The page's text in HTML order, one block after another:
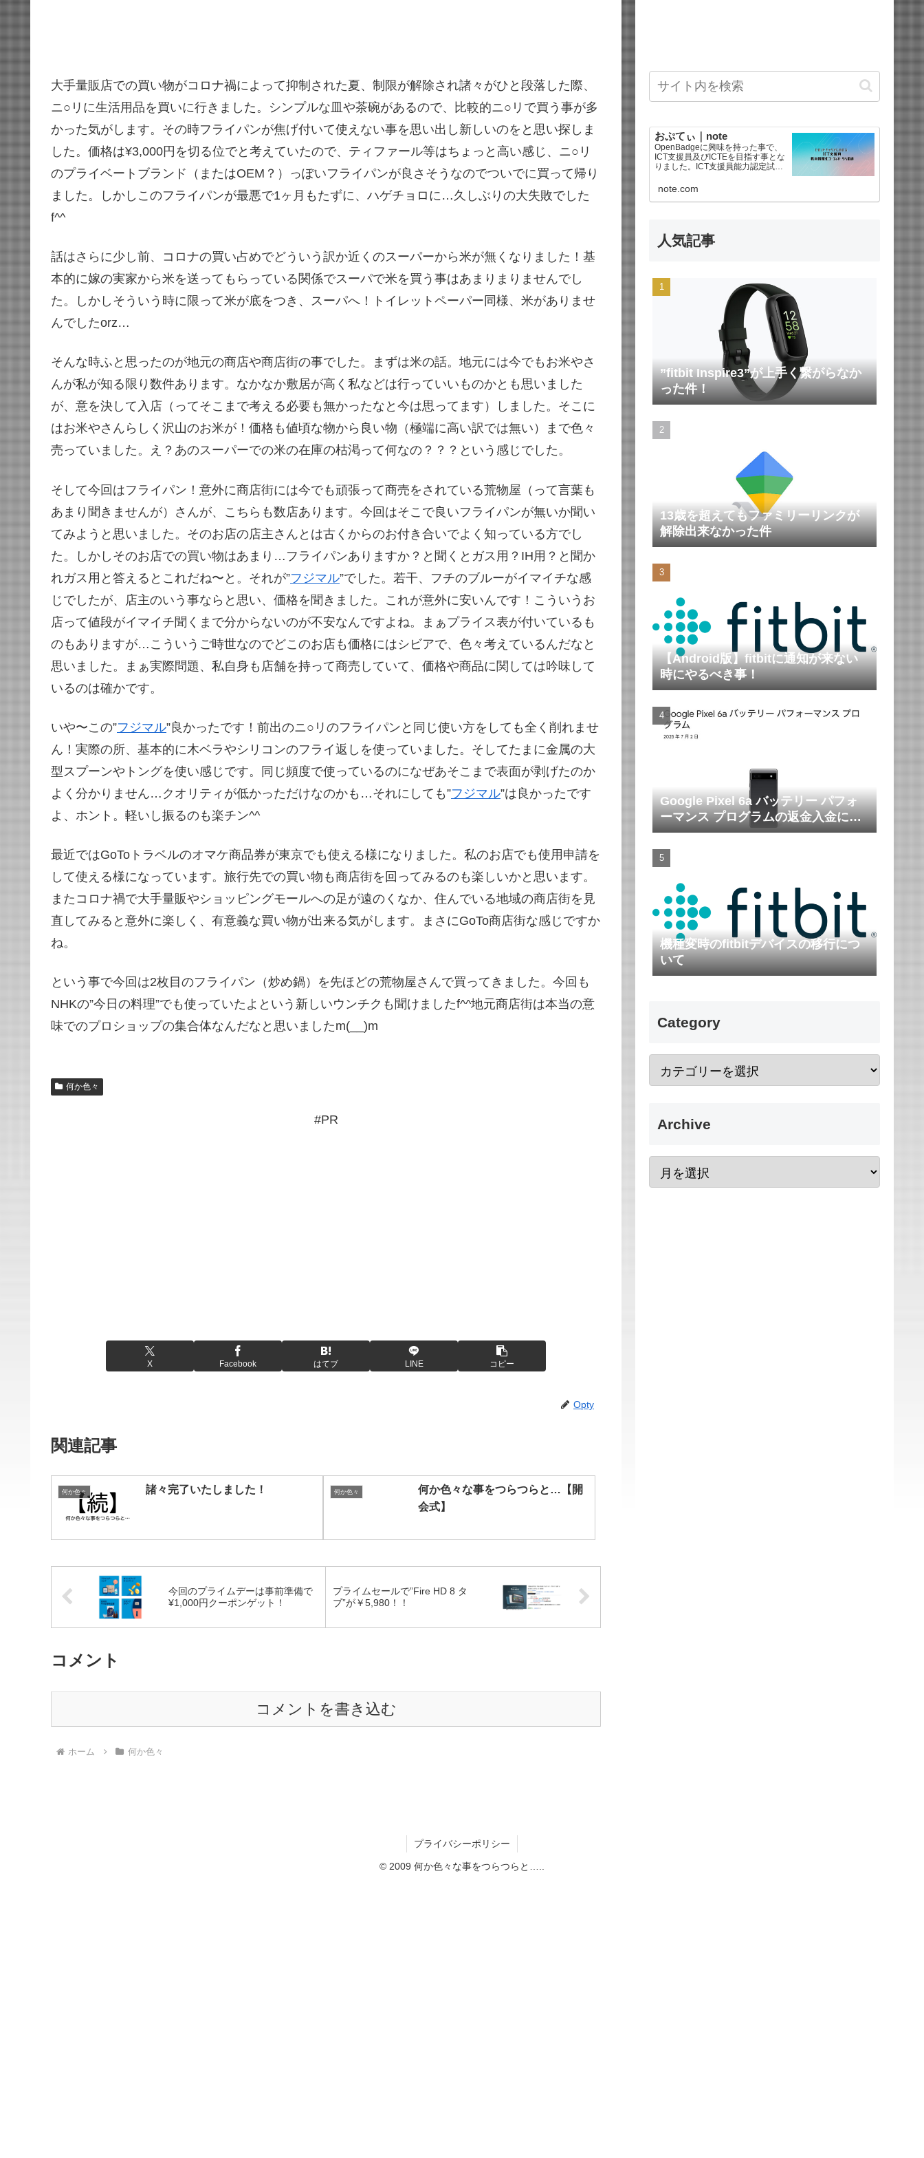
大手量販店での買い物がコロナ禍によって抑制された夏、制限が解除され諸々がひと段落した際、
ニ○リに生活用品を買いに行きました。シンプルな皿や茶碗があるので、比較的ニ○リで買う事が多
かった気がします。その時フライパンが焦げ付いて使えない事を思い出し新しいのをと思い探しま
した。価格は¥3,000円を切る位でと考えていたので、ティファール等はちょっと高い感じ、ニ○リ
のプライベートブランド（またはOEM？）っぽいフライパンが良さそうなのでついでに買って帰り
ました。しかしこのフライパンが最悪で1ヶ月もたずに、ハゲチョロに…久しぶりの大失敗でした
f^^
話はさらに少し前、コロナの買い占めでどういう訳か近くのスーパーから米が無くなりました！基
本的に嫁の実家から米を送ってもらっている関係でスーパで米を買う事はあまりまりませんでし
た。しかしそういう時に限って米が底をつき、スーパへ！トイレットペーパー同様、米がありませ
んでしたorz…
そんな時ふと思ったのが地元の商店や商店街の事でした。まずは米の話。地元には今でもお米やさ
んが私が知る限り数件あります。なかなか敷居が高く私などは行っていいものかとも思いました
が、意を決して入店（ってそこまで考える必要も無かったなと今は思ってます）しました。そこに
はお米やさんらしく沢山のお米が！価格も値頃な物から良い物（極端に高い訳では無い）まで色々
売っていました。え？あのスーパーでの米の在庫の枯渇って何なの？？？という感じでした。
そして今回はフライパン！意外に商店街には今でも頑張って商売をされている荒物屋（って言葉も
あまり聞きませんが）さんが、こちらも数店あります。今回はそこで良いフライパンが無いか聞い
てみようと思いました。そのお店の店主さんとは古くからのお付き合いでよく知っている方でし
た。しかしそのお店での買い物はあまり…フライパンありますか？と聞くとガス用？IH用？と聞か
れガス用と答えるとこれだね〜と。それが”フジマル”でした。若干、フチのブルーがイマイチな感
じでしたが、店主のいう事ならと思い、価格を聞きました。これが意外に安いんです！こういうお
店って値段がイマイチ聞くまで分からないのが不安なんですよね。まぁプライス表が付いているも
のもありますが…こういうご時世なのでどこのお店も価格にはシビアで、色々考えているんだなと
思いました。まぁ実際問題、私自身も店舗を持って商売していて、価格や商品に関しては吟味して
いるのは確かです。
いや〜この”フジマル”良かったです！前出のニ○リのフライパンと同じ使い方をしても全く削れませ
ん！実際の所、基本的に木ベラやシリコンのフライ返しを使っていました。そしてたまに金属の大
型スプーンやトングを使い感じです。同じ頻度で使っているのになぜあそこまで表面が剥げたのか
よく分かりません…クオリティが低かっただけなのかも…それにしても”フジマル”は良かったです
よ、ホント。軽いし振るのも楽チン^^
最近ではGoToトラベルのオマケ商品券が東京でも使える様になりました。私のお店でも使用申請を
して使える様になっています。旅行先での買い物も商店街を回ってみるのも楽しいかと思います。
またコロナ禍で大手量販やショッピングモールへの足が遠のくなか、住んでいる地域の商店街を見
直してみると意外に楽しく、有意義な買い物が出来る気がします。まさにGoTo商店街な感じですか
ね。
という事で今回は2枚目のフライパン（炒め鍋）を先ほどの荒物屋さんで買ってきました。今回も
NHKの”今日の料理”でも使っていたよという新しいウンチクも聞けましたf^^地元商店街は本当の意
味でのプロショップの集合体なんだなと思いましたm(__)m
何か色々
#PR
X Facebook はてブ LINE コピー
Opty
関連記事
何か色々 諸々完了いたしました！ 何か色々
何か色々な事をつらつらと…【開
会式】
今回のプライムデーは事前準備で
¥1,000円クーポンゲット！
プライムセールで”Fire HD 8 タ
ブ”が￥5,980！！
コメント
コメントを書き込む
ホーム 何か色々
おぷてぃ｜note
OpenBadgeに興味を持った事で、
ICT支援員及びICTEを目指す事とな
りました。ICT支援員能力認定試験
コーディネータ3級を2026年に合格
【海外ドラマ感想文】もあるよ^
note.com
人気記事
”fitbit Inspire3”が上手く繋がらなか
った件！
13歳を超えてもファミリーリンクが
解除出来なかった件
【Android版】fitbitに通知が来ない
時にやるべき事！
Google Pixel 6a バッテリー パフォ
ーマンス プログラムの返金入金につ
いて
機種変時のfitbitデバイスの移行につ
いて
Category
Archive
プライバシーポリシー
© 2009 何か色々な事をつらつらと…..